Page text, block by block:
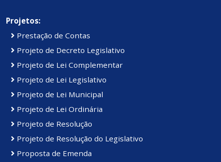
Projetos:
Prestação de Contas
Projeto de Decreto Legislativo
Projeto de Lei Complementar
Projeto de Lei Legislativo
Projeto de Lei Municipal
Projeto de Lei Ordinária
Projeto de Resolução
Projeto de Resolução do Legislativo
Proposta de Emenda